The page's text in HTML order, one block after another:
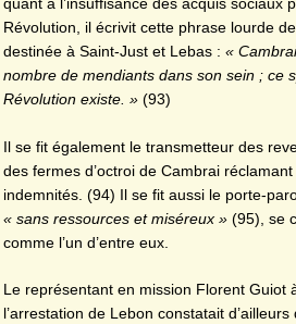
Révolution, il écrivit cette phrase lourde
destinée à Saint-Just et Lebas : «
nombre de mendiants dans son sein ; ce
Révolution existe. » (93)
Il se fit également le transmetteur des
des fermes d’octroi de Cambrai
indemnités. (94) Il se fit aussi le porte-
« sans ressources et miséreux » (95), se
comme l’un d’entre eux.
Le représentant en mission Florent Guiot
l’arrestation de Lebon constatait